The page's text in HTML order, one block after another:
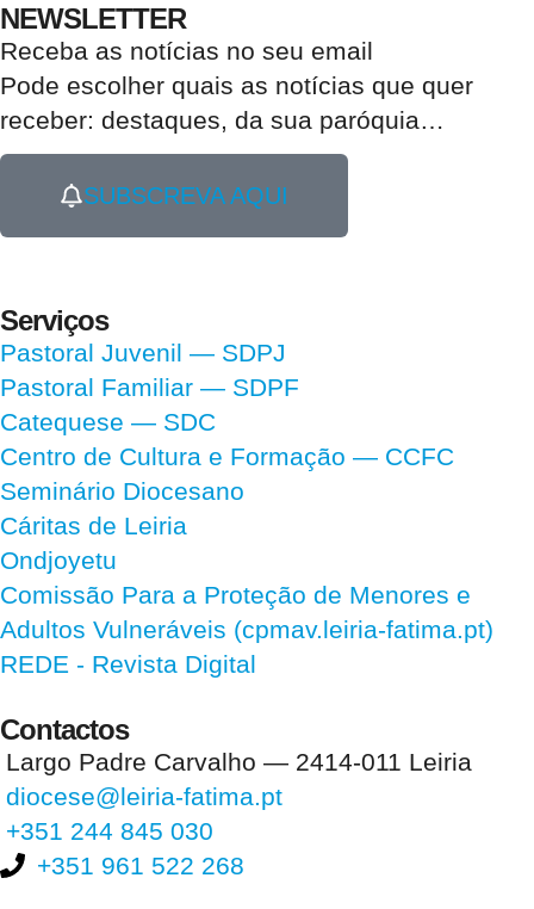
NEWSLETTER
Receba as notícias no seu email​
Pode escolher quais as notícias que quer
receber: destaques, da sua paróquia…
SUBSCREVA AQUI
Serviços
Pastoral Juvenil — SDPJ
Pastoral Familiar — SDPF
Catequese — SDC
Centro de Cultura e Formação — CCFC
Seminário Diocesano
Cáritas de Leiria
Ondjoyetu
Comissão Para a Proteção de Menores e
Adultos Vulneráveis (cpmav.leiria-fatima.pt)
REDE - Revista Digital
Contactos
Largo Padre Carvalho — 2414-011 Leiria
diocese@leiria-fatima.pt
+351 244 845 030
+351 961 522 268